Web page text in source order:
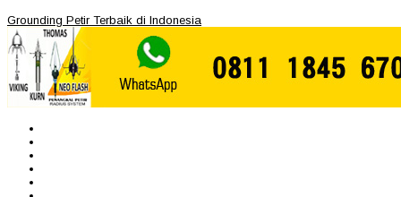
Grounding Petir Terbaik di Indonesia